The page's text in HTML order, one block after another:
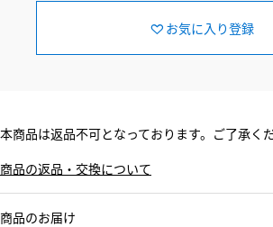
お気に入り登録
本商品は返品不可となっております。ご了承くだ
商品の返品・交換について
商品のお届け